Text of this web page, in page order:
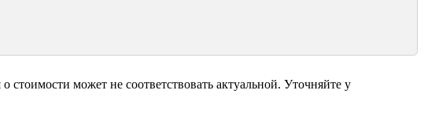
может не соответствовать актуальной. Уточняйте у